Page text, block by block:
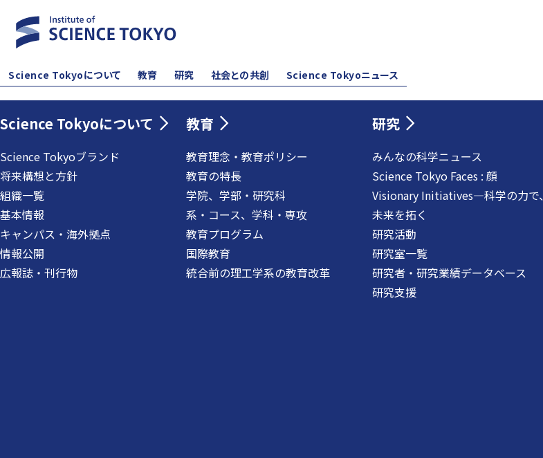
Science Tokyoについて 教育 研究 社会との共創 Science Tokyoニュース
Science Tokyoについて
Science Tokyoブランド
将来構想と方針
組織一覧
基本情報
キャンパス・海外拠点
情報公開
広報誌・刊行物
教育
教育理念・教育ポリシー
教育の特長
学院、学部・研究科
系・コース、学科・専攻
教育プログラム
国際教育
統合前の理工学系の教育改革
研究
みんなの科学ニュース
Science Tokyo Faces : 顔
Visionary Initiatives―科学の力で、
未来を拓く
研究活動
研究室一覧
研究者・研究業績データベース
研究支援